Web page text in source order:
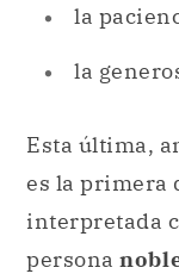
la
la
Esta última,
es la primera
interpretada
persona